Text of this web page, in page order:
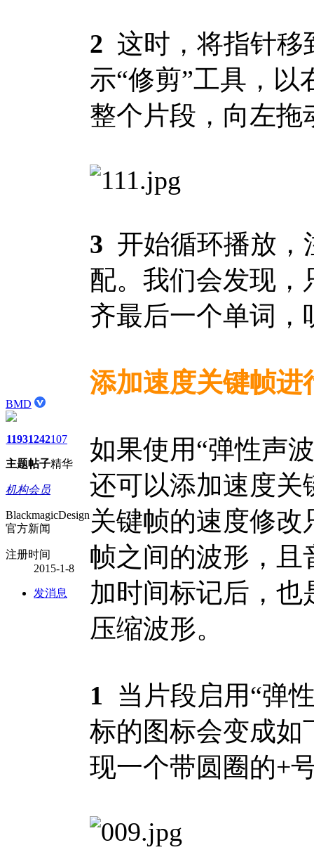
BMD
1193
主题
1242
帖子
107
精华
机构会员
BlackmagicDesign
官方新闻
注册时间
2015-1-8
发消息
2 这时，将指针移
示“修剪”工具，
整个片段，向左拖
3 开始循环播放，
配。我们会发现，
齐最后一个单词，
添加速度关键帧进
如果使用“弹性声
还可以添加速度关
关键帧的速度修
帧之间的波形，且
加时间标记后，
压缩波形。
1 当片段启用“弹
标的图标会变成如
现一个带圆圈的+